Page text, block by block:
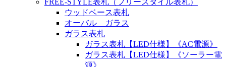
FREE-STYLE表札（フリースタイル表札）
ウッドベース表札
オーバル ガラス
ガラス表札
ガラス表札【LED仕様】《AC電源》
ガラス表札【LED仕様】《ソーラー電